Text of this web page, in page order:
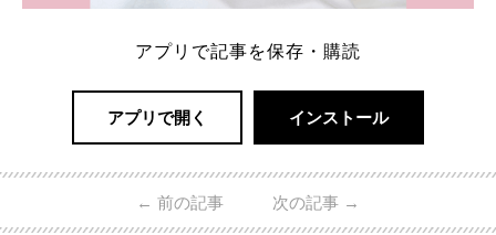
アプリで記事を保存・購読
アプリで開く インストール
← 前の記事 次の記事 →